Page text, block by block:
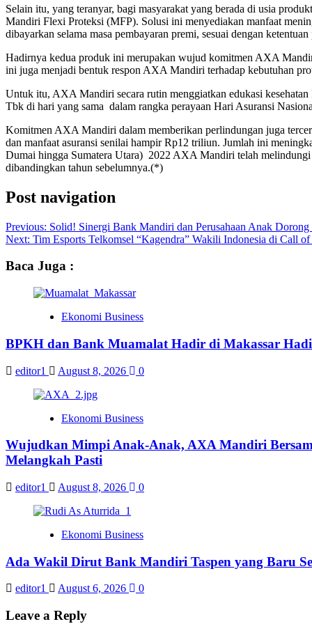
Selain itu, yang teranyar, bagi masyarakat yang berada di usia
Mandiri Flexi Proteksi (MFP). Solusi ini menyediakan manfaat
dibayarkan selama masa pembayaran premi, sesuai dengan
Hadirnya kedua produk ini merupakan wujud komitmen AXA
ini juga menjadi bentuk respon AXA Mandiri terhadap kebutuhan
Untuk itu, AXA Mandiri secara rutin menggiatkan edukasi
Tbk di hari yang sama dalam rangka perayaan Hari Asuransi
Komitmen AXA Mandiri dalam memberikan perlindungan juga
dan manfaat asuransi senilai hampir Rp12 triliun. Jumlah ini
Dumai hingga Sumatera Utara) 2022 AXA Mandiri telah
dibandingkan tahun sebelumnya.(*)
Post navigation
Previous: Solid! Sinergi Bank Mandiri dan Perusahaan Anak
Next: Tim Esports Telkomsel “Kagendra” Wakili Indonesia di Call
Baca Juga :
Ekonomi Business
BPKH dan Bank Muamalat Hadir di Makassar
editor1 August 8, 2026 0
Ekonomi Business
Wujudkan Mimpi Anak-Anak, AXA Mandiri
Melangkah Pasti
editor1 August 8, 2026 0
Ekonomi Business
Ada Wakil Dirut Bank Mandiri Taspen yang Baru
editor1 August 6, 2026 0
Leave a Reply